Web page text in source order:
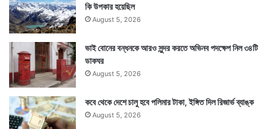
কি উপকার হয়েছিল
August 5, 2026
ভাই বোনের বন্ধনকে আরও সুন্দর করতে অভিনব পদক্ষেপ নিল ৩৪টি
ডাকঘর
August 5, 2026
কবে থেকে দেশে চালু হবে পলিমার টাকা, ইঙ্গিত দিল রিজার্ভ ব্যাঙ্ক
August 5, 2026